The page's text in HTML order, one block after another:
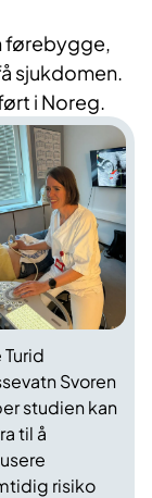
førebygge,
sjukdomen.
i Noreg.
Turid
Svoren
studien kan
til å
risiko